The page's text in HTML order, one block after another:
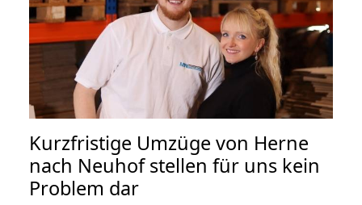
Kurzfristige Umzüge von Herne
nach Neuhof stellen für uns kein
Problem dar